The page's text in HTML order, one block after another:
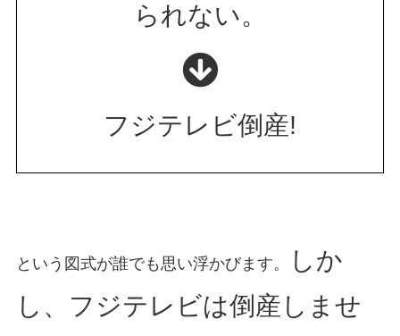
られない。
フジテレビ倒産!
という図式が誰でも思い浮かびます。
しか
し、フジテレビは倒産しませ